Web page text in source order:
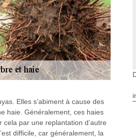
Elles s’abiment à cause des
haie. Généralement, ces haies
par une replantation d’autre
difficile, car généralement, la